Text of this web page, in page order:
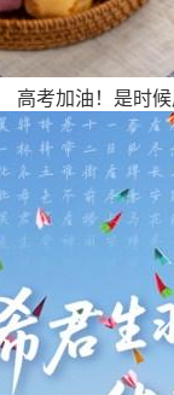
高考加油！是时候